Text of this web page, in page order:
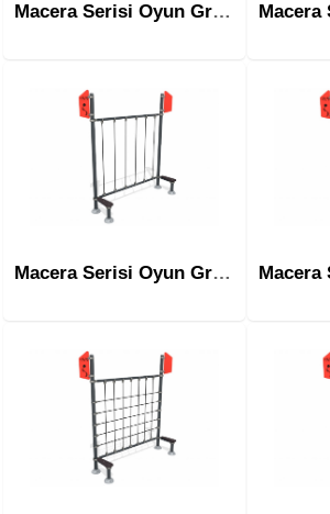
Macera Serisi Oyun Grubu Mac-1003
Macera Serisi Oyun Grubu Mac-1005